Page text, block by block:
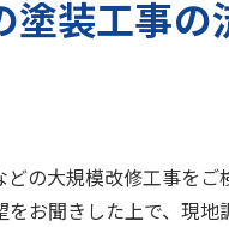
塗装工事の
の大規模改修工事を
お聞きした上で、現地